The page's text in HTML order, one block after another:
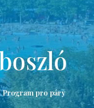
Program pro páry